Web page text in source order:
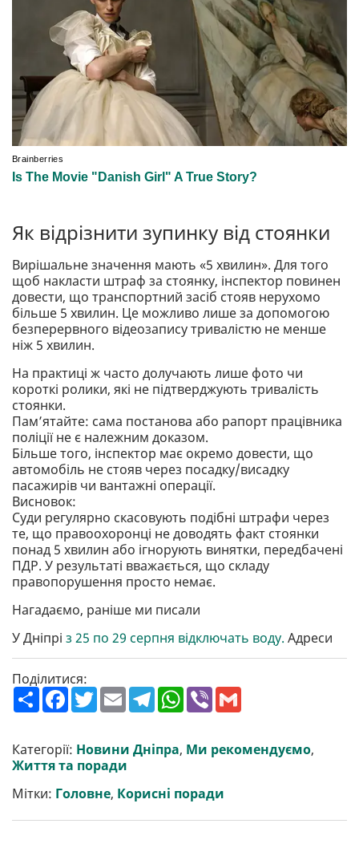
Як відрізнити зупинку від стоянки
Вирішальне значення мають «5 хвилин». Для того
щоб накласти штраф за стоянку, інспектор повинен
довести, що транспортний засіб стояв нерухомо
більше 5 хвилин. Це можливо лише за допомогою
безперервного відеозапису тривалістю не менше
ніж 5 хвилин.
На практиці ж часто долучають лише фото чи
короткі ролики, які не підтверджують тривалість
стоянки.
Пам’ятайте: сама постанова або рапорт працівника
поліції не є належним доказом.
Більше того, інспектор має окремо довести, що
автомобіль не стояв через посадку/висадку
пасажирів чи вантажні операції.
Висновок:
Суди регулярно скасовують подібні штрафи через
те, що правоохоронці не доводять факт стоянки
понад 5 хвилин або ігнорують винятки, передбачені
ПДР. У результаті вважається, що складу
правопорушення просто немає.
Нагадаємо, раніше ми писали
У Дніпрі з 25 по 29 серпня відключать воду. Адреси
Поділитися:
П
о
р
и
т
F
a
b
o
o
T
w
t
e
r
E
m
l
T
e
g
r
W
h
s
A
V
r l
Категорії: Новини Дніпра, Ми рекомендуємо,
Життя та поради
Мітки: Головне, Корисні поради